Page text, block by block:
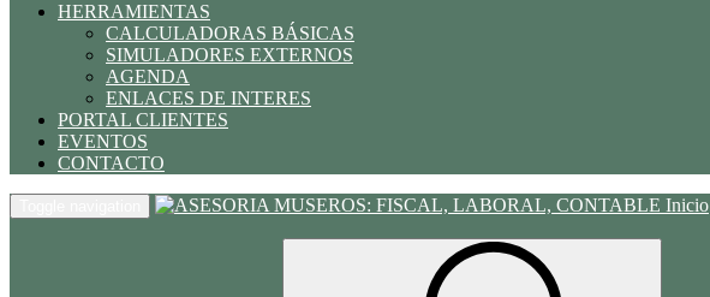
HERRAMIENTAS
CALCULADORAS BÁSICAS
SIMULADORES EXTERNOS
AGENDA
ENLACES DE INTERES
PORTAL CLIENTES
EVENTOS
CONTACTO
Inicio